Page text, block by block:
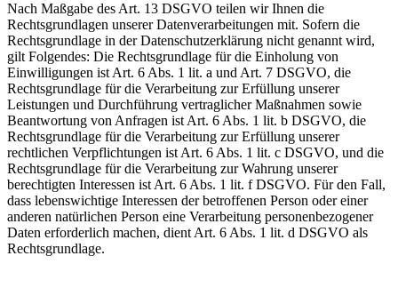
Nach Maßgabe des Art. 13 DSGVO teilen wir Ihnen die
Rechtsgrundlagen unserer Datenverarbeitungen mit. Sofern die
Rechtsgrundlage in der Datenschutzerklärung nicht genannt wird,
gilt Folgendes: Die Rechtsgrundlage für die Einholung von
Einwilligungen ist Art. 6 Abs. 1 lit. a und Art. 7 DSGVO, die
Rechtsgrundlage für die Verarbeitung zur Erfüllung unserer
Leistungen und Durchführung vertraglicher Maßnahmen sowie
Beantwortung von Anfragen ist Art. 6 Abs. 1 lit. b DSGVO, die
Rechtsgrundlage für die Verarbeitung zur Erfüllung unserer
rechtlichen Verpflichtungen ist Art. 6 Abs. 1 lit. c DSGVO, und die
Rechtsgrundlage für die Verarbeitung zur Wahrung unserer
berechtigten Interessen ist Art. 6 Abs. 1 lit. f DSGVO. Für den Fall,
dass lebenswichtige Interessen der betroffenen Person oder einer
anderen natürlichen Person eine Verarbeitung personenbezogener
Daten erforderlich machen, dient Art. 6 Abs. 1 lit. d DSGVO als
Rechtsgrundlage.